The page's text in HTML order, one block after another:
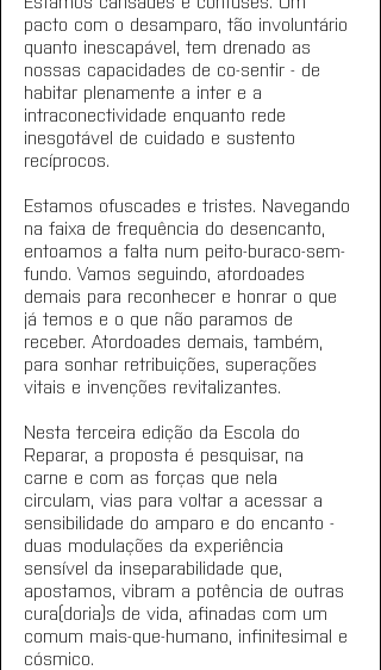
pacto com o desamparo, tão involuntário
quanto inescapável, tem drenado as
nossas capacidades de co-sentir - de
habitar plenamente a inter e a
intraconectividade enquanto rede
inesgotável de cuidado e sustento
recíprocos.
Estamos ofuscades e tristes. Navegando
na faixa de frequência do desencanto,
entoamos a falta num peito-buraco-sem-
fundo. Vamos seguindo, atordoades
demais para reconhecer e honrar o que
já temos e o que não paramos de
receber. Atordoades demais, também,
para sonhar retribuições, superações
vitais e invenções revitalizantes.
Nesta terceira edição da Escola do
Reparar, a proposta é pesquisar, na
carne e com as forças que nela
circulam, vias para voltar a acessar a
sensibilidade do amparo e do encanto -
duas modulações da experiência
sensível da inseparabilidade que,
apostamos, vibram a potência de outras
cura(doria)s de vida, afinadas com um
comum mais-que-humano, infinitesimal e
cósmico.